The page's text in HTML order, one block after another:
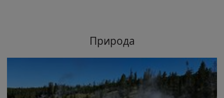
Природа